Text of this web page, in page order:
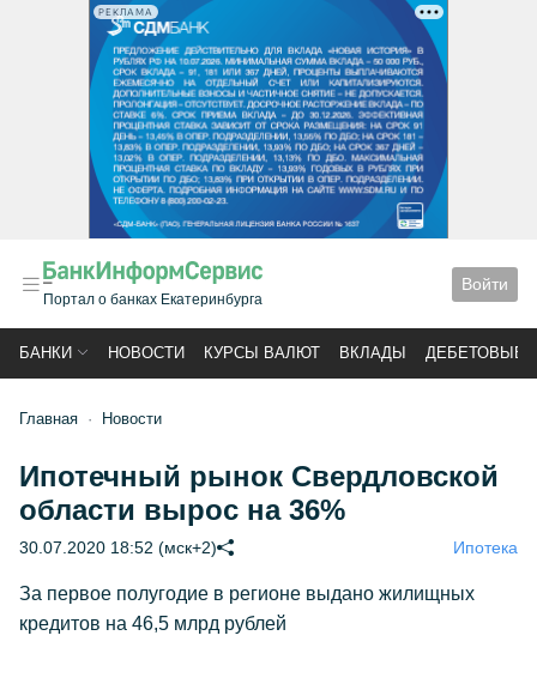
РЕКЛАМА
Портал о банках Екатеринбурга
Войти
БАНКИ НОВОСТИ КУРСЫ ВАЛЮТ ВКЛАДЫ ДЕБЕТОВЫЕ
Главная Новости
Ипотечный рынок Свердловской
области вырос на 36%
30.07.2020 18:52 (мск+2) Ипотека
За первое полугодие в регионе выдано жилищных
кредитов на 46,5 млрд рублей